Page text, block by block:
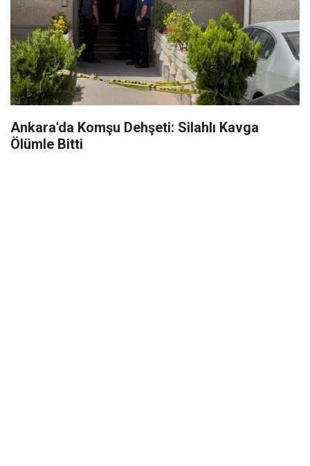
Ankara'da Komşu Dehşeti: Silahlı Kavga
Ölümle Bitti